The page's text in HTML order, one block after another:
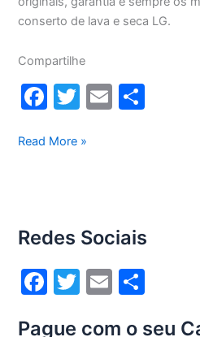
conserto de lava e seca LG.
Compartilhe
F
c
o
o
k
T
itt
E
Conserto
8,5Kg
Read More »
Redes Sociais
F
T
E
Pague com o seu